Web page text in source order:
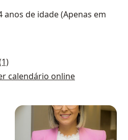
anos de idade (Apenas em
calendário online